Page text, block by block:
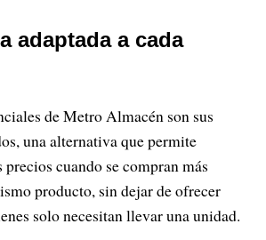
adaptada a cada
de Metro Almacén son sus
una alternativa que permite
precios cuando se compran más
producto, sin dejar de ofrecer
solo necesitan llevar una unidad.